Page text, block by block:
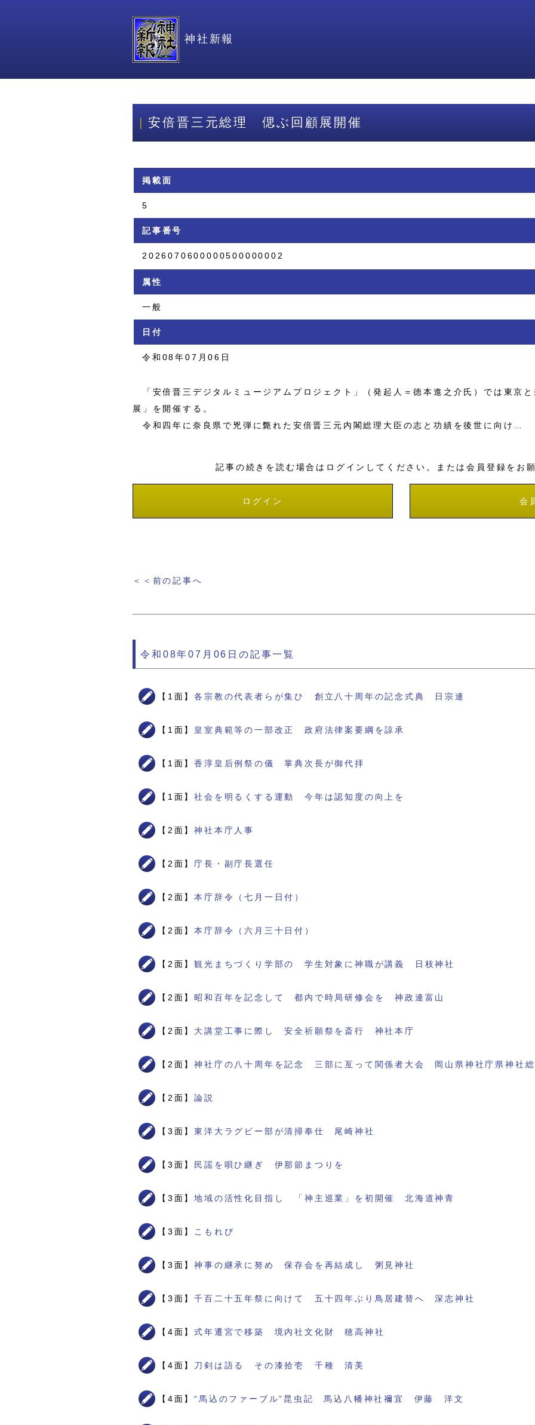
神社新報
安倍晋三元総理 偲ぶ回顧展開催
掲載面
5
記事番号
2026070600000500000002
属性
一般
日付
令和08年07月06日
「安倍晋三デジタルミュージアムプロジェクト」（発起人＝徳本進之介氏）では東京
展」を開催する。
令和四年に奈良県で兇弾に斃れた安倍晋三元内閣総理大臣の志と功績を後世に向け…
記事の続きを読む場合はログインしてください。または会員登録をお
ログイン 会
＜＜前の記事へ
令和08年07月06日の記事一覧
【1面】各宗教の代表者らが集ひ 創立八十周年の記念式典 日宗連
【1面】 皇室典範等の一部改正 政府法律案要綱を諒承
【1面】香淳皇后例祭の儀 掌典次長が御代拝
【1面】社会を明るくする運動 今年は認知度の向上を
【2面】神社本庁人事
【2面】 庁長・副庁長選任
【2面】本庁辞令（七月一日付）
【2面】本庁辞令（六月三十日付）
【2面】観光まちづくり学部の 学生対象に神職が講義 日枝神社
【2面】 昭和百年を記念して 都内で時局研修会を 神政連富山
【2面】 大講堂工事に際し 安全祈願祭を斎行 神社本庁
【2面】神社庁の八十周年を記念 三部に亙って関係者大会 岡山県神社庁県神社
【2面】論説
【3面】東洋大ラグビー部が清掃奉仕 尾崎神社
【3面】 民謡を唄ひ継ぎ 伊那節まつりを
【3面】地域の活性化目指し 「神主巡業」を初開催 北海道神青
【3面】 こもれび
【3面】神事の継承に努め 保存会を再結成し 粥見神社
【3面】千百二十五年祭に向けて 五十四年ぶり鳥居建替へ 深志神社
【4面】式年遷宮で移築 境内社文化財 穂高神社
【4面】 刀剣は語る その漆拾壱 千種 清美
【4面】“馬込のファーブル”昆虫記 馬込八幡神社禰宜 伊藤 洋文